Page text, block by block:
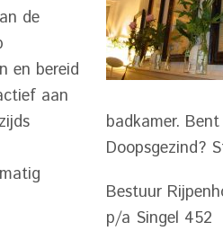
de
en bereid
aan
badkamer.
Doopsgezind?
Bestuur
p/a Singel 452